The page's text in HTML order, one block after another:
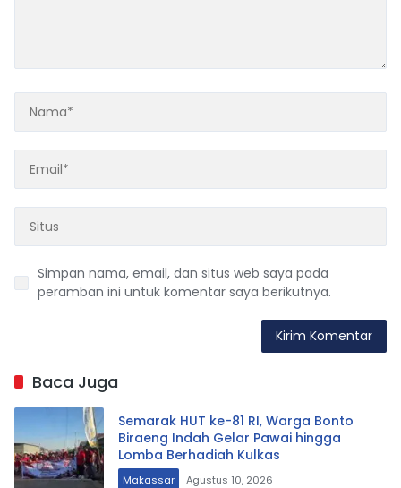
Simpan nama, email, dan situs web saya pada
peramban ini untuk komentar saya berikutnya.
Baca Juga
Semarak HUT ke-81 RI, Warga Bonto
Biraeng Indah Gelar Pawai hingga
Lomba Berhadiah Kulkas
Makassar Agustus 10, 2026